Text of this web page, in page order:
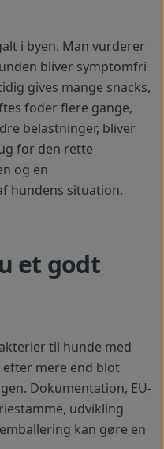
i byen. Man vurderer
bliver symptomfri
gives mange snacks,
foder flere gange,
belastninger, bliver
for den rette
og en
hundens situation.
et godt
til hunde med
mere end blot
Dokumentation, EU-
udvikling
kan gøre en